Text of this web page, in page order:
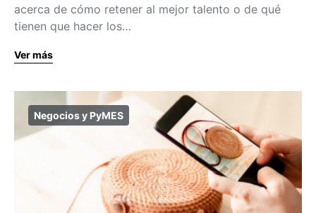
acerca de cómo retener al mejor talento o de qué
tienen que hacer los…
Ver más
Negocios y PyMES